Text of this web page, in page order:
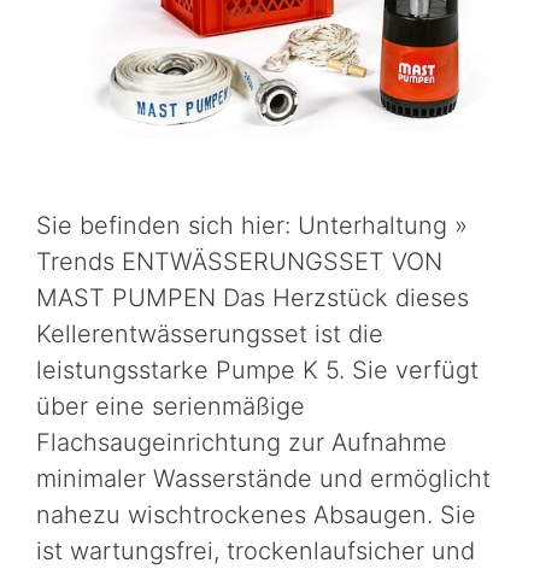
Sie befinden sich hier: Unterhaltung »
Trends ENTWÄSSERUNGSSET VON
MAST PUMPEN Das Herzstück dieses
Kellerentwässerungsset ist die
leistungsstarke Pumpe K 5. Sie verfügt
über eine serienmäßige
Flachsaugeinrichtung zur Aufnahme
minimaler Wasserstände und ermöglicht
nahezu wischtrockenes Absaugen. Sie
ist wartungsfrei, trockenlaufsicher und